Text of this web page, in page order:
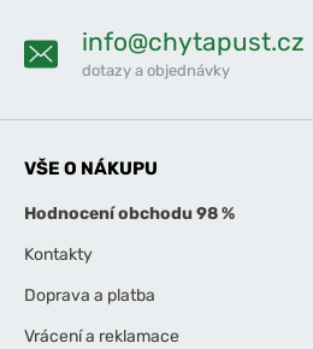
info@chytapust.cz
dotazy a objednávky
VŠE O NÁKUPU
Hodnocení obchodu 98 %
Kontakty
Doprava a platba
Vrácení a reklamace